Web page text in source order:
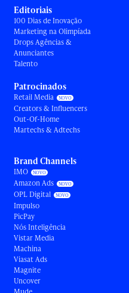
Editoriais
100 Dias de Inovação
Marketing na Olimpíada
Drops Agências &
Anunciantes
Talento
Patrocinados
Retail Media
Creators & Influencers
Out-Of-Home
Martechs & Adtechs
Brand Channels
IMO
Amazon Ads
OPL Digital
Impulso
PicPay
Nós Inteligência
Vistar Media
Machina
Viasat Ads
Magnite
Uncover